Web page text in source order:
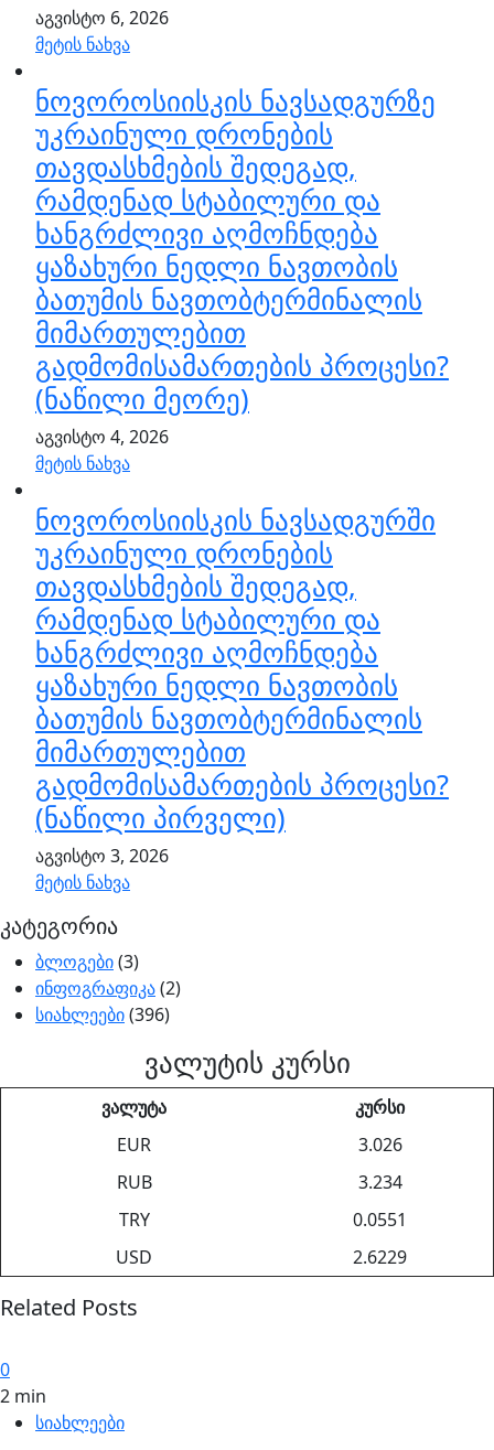
აგვისტო 6, 2026
მეტის ნახვა
ნოვოროსიისკის ნავსადგურზე
უკრაინული დრონების
თავდასხმების შედეგად,
რამდენად სტაბილური და
ხანგრძლივი აღმოჩნდება
ყაზახური ნედლი ნავთობის
ბათუმის ნავთობტერმინალის
მიმართულებით
გადმომისამართების პროცესი?
(ნაწილი მეორე)
აგვისტო 4, 2026
მეტის ნახვა
ნოვოროსიისკის ნავსადგურში
უკრაინული დრონების
თავდასხმების შედეგად,
რამდენად სტაბილური და
ხანგრძლივი აღმოჩნდება
ყაზახური ნედლი ნავთობის
ბათუმის ნავთობტერმინალის
მიმართულებით
გადმომისამართების პროცესი?
(ნაწილი პირველი)
აგვისტო 3, 2026
მეტის ნახვა
კატეგორია
ბლოგები(3)
ინფოგრაფიკა(2)
სიახლეები(396)
ვალუტის კურსი
ვალუტა
კურსი
EUR
3.026
RUB
3.234
TRY
0.0551
USD
2.6229
Related Posts
0
2 min
სიახლეები